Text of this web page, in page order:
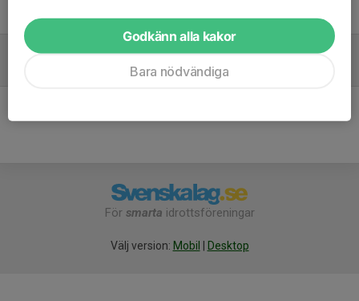
Tidigare nyheter
Ändrad träningsdag v 32
0
För smarta idrottsföreningar
Välj version: Mobil | Desktop
Godkänn alla kakor
Bara nödvändiga